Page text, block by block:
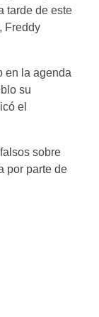
tarde de este
Freddy
en la agenda
su
el
sobre
por parte de